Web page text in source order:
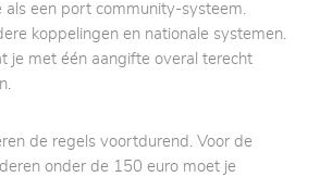
als een port community-systeem.
koppelingen en nationale systemen.
je met één aangifte overal terecht
de regels voortdurend. Voor de
onder de 150 euro moet je